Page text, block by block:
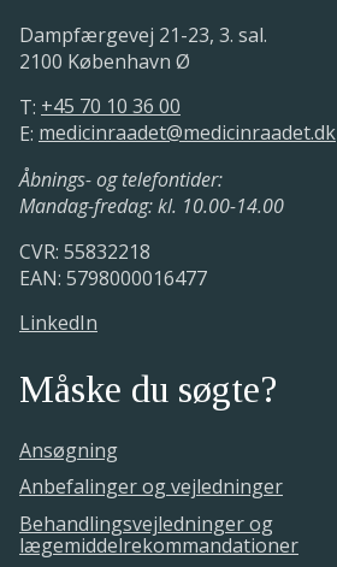
Dampfærgevej 21-23, 3. sal.
2100 København Ø
T: +45 70 10 36 00
E: medicinraadet@medicinraadet.dk
Åbnings- og telefontider:
Mandag-fredag: kl. 10.00-14.00
CVR: 55832218
EAN: 5798000016477
LinkedIn
Måske du søgte?
Ansøgning
Anbefalinger og vejledninger
Behandlingsvejledninger og
lægemiddelrekommandationer